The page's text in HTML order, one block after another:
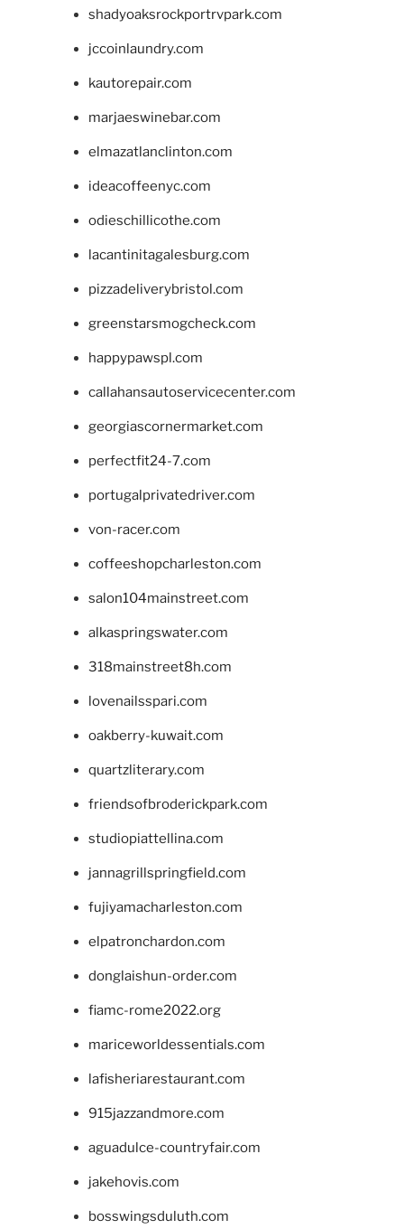
shadyoaksrockportrvpark.com
jccoinlaundry.com
kautorepair.com
marjaeswinebar.com
elmazatlanclinton.com
ideacoffeenyc.com
odieschillicothe.com
lacantinitagalesburg.com
pizzadeliverybristol.com
greenstarsmogcheck.com
happypawspl.com
callahansautoservicecenter.com
georgiascornermarket.com
perfectfit24-7.com
portugalprivatedriver.com
von-racer.com
coffeeshopcharleston.com
salon104mainstreet.com
alkaspringswater.com
318mainstreet8h.com
lovenailsspari.com
oakberry-kuwait.com
quartzliterary.com
friendsofbroderickpark.com
studiopiattellina.com
jannagrillspringfield.com
fujiyamacharleston.com
elpatronchardon.com
donglaishun-order.com
fiamc-rome2022.org
mariceworldessentials.com
lafisheriarestaurant.com
915jazzandmore.com
aguadulce-countryfair.com
jakehovis.com
bosswingsduluth.com